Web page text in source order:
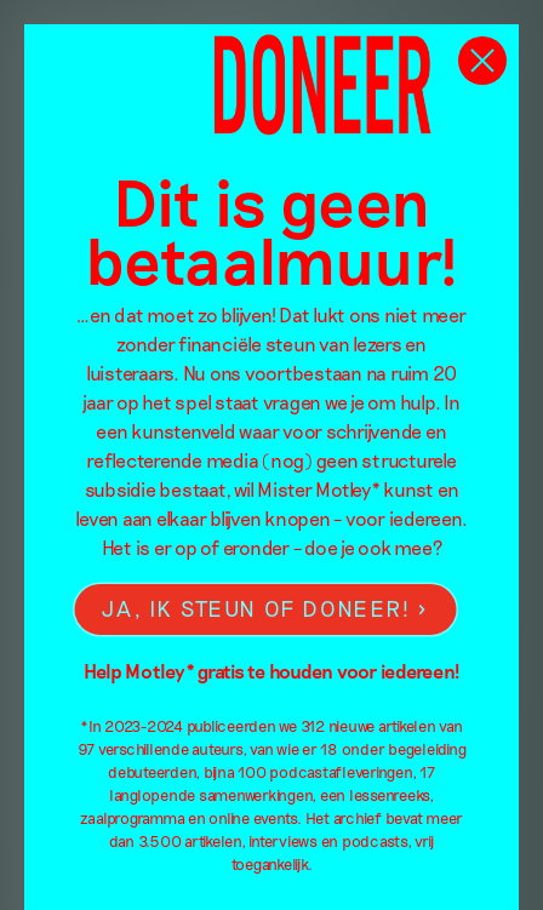
Dit is geen
betaalmuur!
…en dat moet zo blijven! Dat lukt ons niet meer
zonder financiële steun van lezers en
luisteraars. Nu ons voortbestaan na ruim 20
jaar op het spel staat vragen we je om hulp. In
een kunstenveld waar voor schrijvende en
reflecterende media (nog) geen structurele
subsidie bestaat, wil Mister Motley* kunst en
leven aan elkaar blijven knopen – voor iedereen.
Het is er op of eronder – doe je ook mee?
JA, IK STEUN OF DONEER!
Help Motley* gratis te houden voor iedereen!
*In 2023-2024 publiceerden we 312 nieuwe artikelen van
97 verschillende auteurs, van wie er 18 onder begeleiding
debuteerden, bijna 100 podcastafleveringen, 17
langlopende samenwerkingen, een lessenreeks,
zaalprogramma en online events. Het archief bevat meer
dan 3.500 artikelen, interviews en podcasts, vrij
toegankelijk.